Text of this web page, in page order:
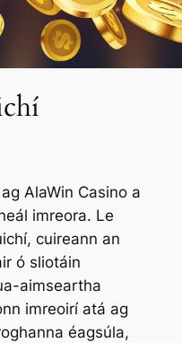
AlaWin Casino a
imreora. Le
cuireann an
ó sliotáin
aimseartha
imreoirí atá ag
éagsúla,